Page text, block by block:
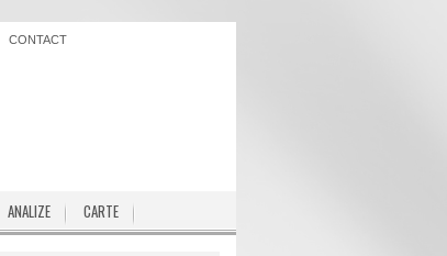
CONTACT
ANALIZE CARTE